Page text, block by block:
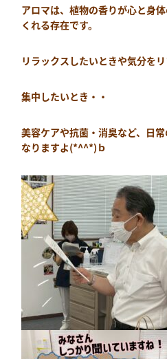
アロマは、植物の香りが心と身
くれる存在です。
リラックスしたいときや気分を
集中したいとき・・
美容ケアや抗菌・消臭など、日
なりますよ(*^^*)ｂ